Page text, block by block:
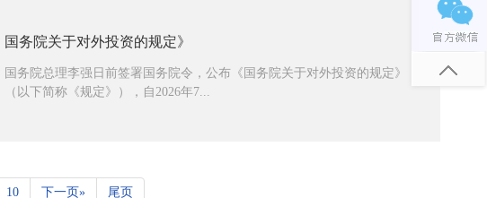
国务院关于对外投资的规定》
国务院总理李强日前签署国务院令，公布《国务院关于对外投资的规定》
（以下简称《规定》），自2026年7...
10 下一页» 尾页